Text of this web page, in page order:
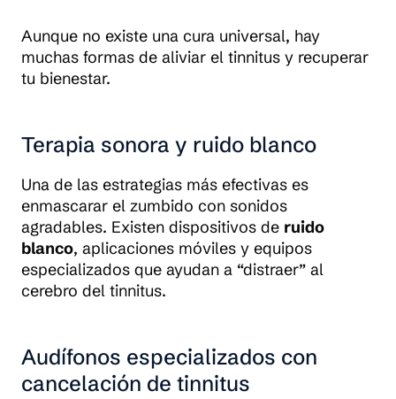
Aunque no existe una cura universal, hay
muchas formas de aliviar el tinnitus y recuperar
tu bienestar.
Terapia sonora y ruido blanco
Una de las estrategias más efectivas es
enmascarar el zumbido con sonidos
agradables. Existen dispositivos de ruido
blanco, aplicaciones móviles y equipos
especializados que ayudan a “distraer” al
cerebro del tinnitus.
Audífonos especializados con
cancelación de tinnitus